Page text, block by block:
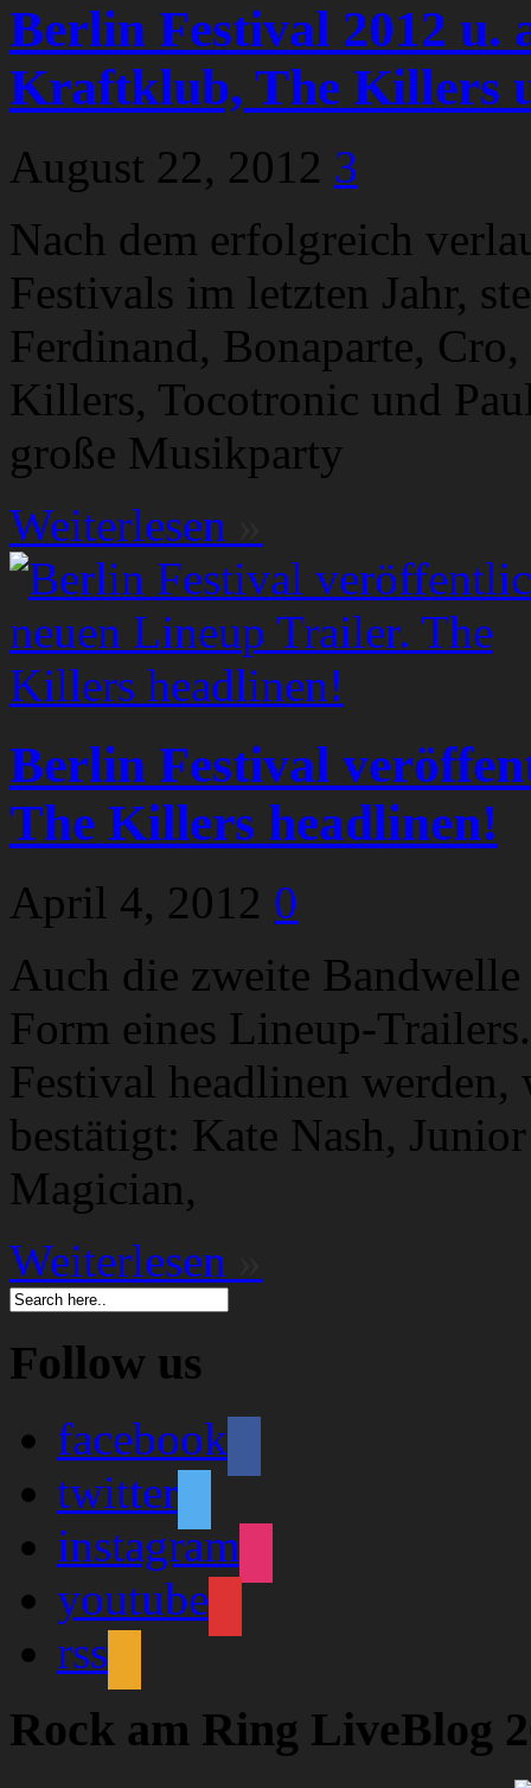
Berlin Festival 2012 u.
Kraftklub, The Killers
August 22, 2012 3
Nach dem erfolgreich
Festivals im letzten Jahr,
Ferdinand, Bonaparte,
Killers, Tocotronic und
große Musikparty
Weiterlesen
Berlin Festival
The Killers headlinen!
April 4, 2012 0
Auch die zweite
Form eines Lineup-
Festival headlinen
bestätigt: Kate Nash,
Magician,
Weiterlesen
Follow us
facebook
twitter
instagram
youtube
rss
Rock am Ring LiveBlog